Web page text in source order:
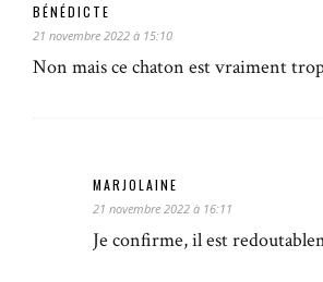
BÉNÉDICTE
21 novembre 2022 à 15:10
Non mais ce chaton est vraiment
MARJOLAINE
21 novembre 2022 à 16:11
Je confirme, il est